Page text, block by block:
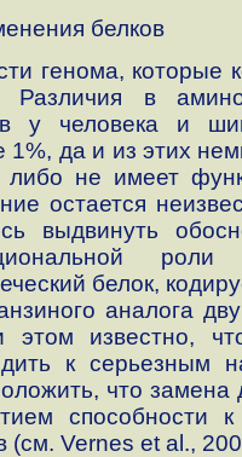
белков
генома, которые
Различия в
у человека и
1%, да и из этих
либо не имеет
остается
выдвинуть
белок,
аналога
этом известно,
к серьезным
что замена
способности
(см. Vernes et al.,